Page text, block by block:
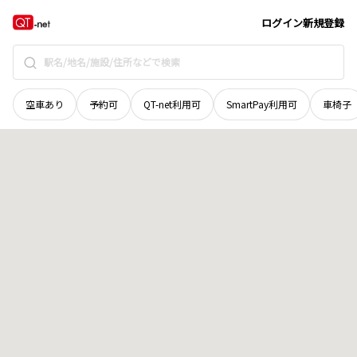
ログイン新規登録
空車あり 予約可 QT-net利用可 SmartPay利用可 車椅子
広島県